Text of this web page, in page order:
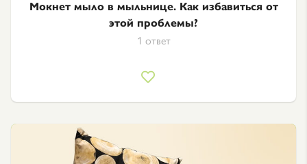
Мокнет мыло в мыльнице. Как избавиться от
этой проблемы?
1 ответ